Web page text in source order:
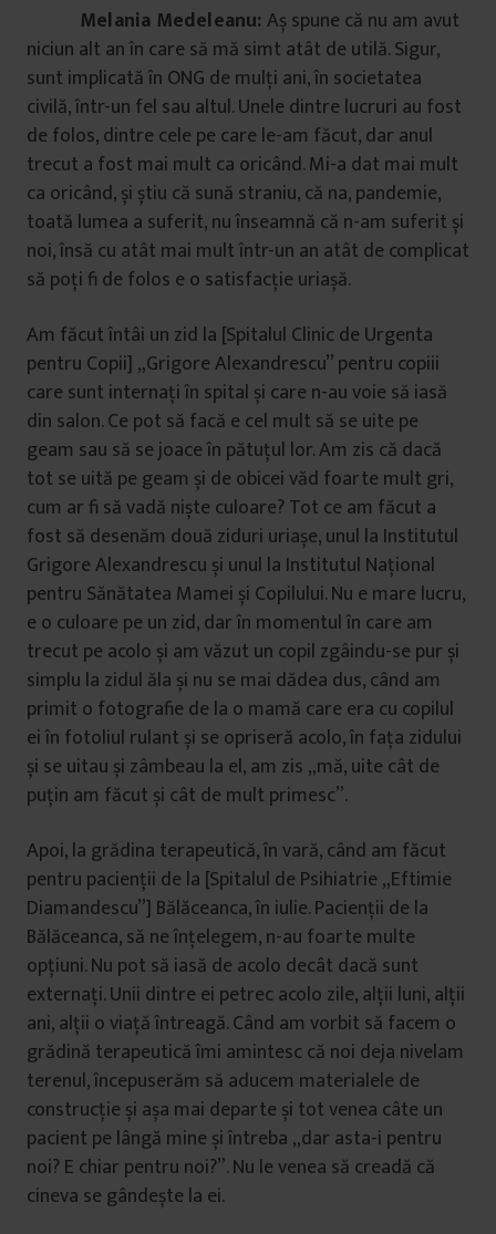
Melania Medeleanu: Aș spune că nu am avut
niciun alt an în care să mă simt atât de utilă. Sigur,
sunt implicată în ONG de mulți ani, în societatea
civilă, într-un fel sau altul. Unele dintre lucruri au fost
de folos, dintre cele pe care le-am făcut, dar anul
trecut a fost mai mult ca oricând. Mi-a dat mai mult
ca oricând, și știu că sună straniu, că na, pandemie,
toată lumea a suferit, nu înseamnă că n-am suferit și
noi, însă cu atât mai mult într-un an atât de complicat
să poți fi de folos e o satisfacție uriașă.
Am făcut întâi un zid la [Spitalul Clinic de Urgenta
pentru Copii] „Grigore Alexandrescu” pentru copiii
care sunt internați în spital și care n-au voie să iasă
din salon. Ce pot să facă e cel mult să se uite pe
geam sau să se joace în pătuțul lor. Am zis că dacă
tot se uită pe geam și de obicei văd foarte mult gri,
cum ar fi să vadă niște culoare? Tot ce am făcut a
fost să desenăm două ziduri uriașe, unul la Institutul
Grigore Alexandrescu și unul la Institutul Național
pentru Sănătatea Mamei și Copilului. Nu e mare lucru,
e o culoare pe un zid, dar în momentul în care am
trecut pe acolo și am văzut un copil zgâindu-se pur și
simplu la zidul ăla și nu se mai dădea dus, când am
primit o fotografie de la o mamă care era cu copilul
ei în fotoliul rulant și se opriseră acolo, în fața zidului
și se uitau și zâmbeau la el, am zis „mă, uite cât de
puțin am făcut și cât de mult primesc”.
Apoi, la grădina terapeutică, în vară, când am făcut
pentru pacienții de la [Spitalul de Psihiatrie „Eftimie
Diamandescu”] Bălăceanca, în iulie. Pacienții de la
Bălăceanca, să ne înțelegem, n-au foarte multe
opțiuni. Nu pot să iasă de acolo decât dacă sunt
externați. Unii dintre ei petrec acolo zile, alții luni, alții
ani, alții o viață întreagă. Când am vorbit să facem o
grădină terapeutică îmi amintesc că noi deja nivelam
terenul, începuserăm să aducem materialele de
construcție și așa mai departe și tot venea câte un
pacient pe lângă mine și întreba „dar asta-i pentru
noi? E chiar pentru noi?”. Nu le venea să creadă că
cineva se gândește la ei.